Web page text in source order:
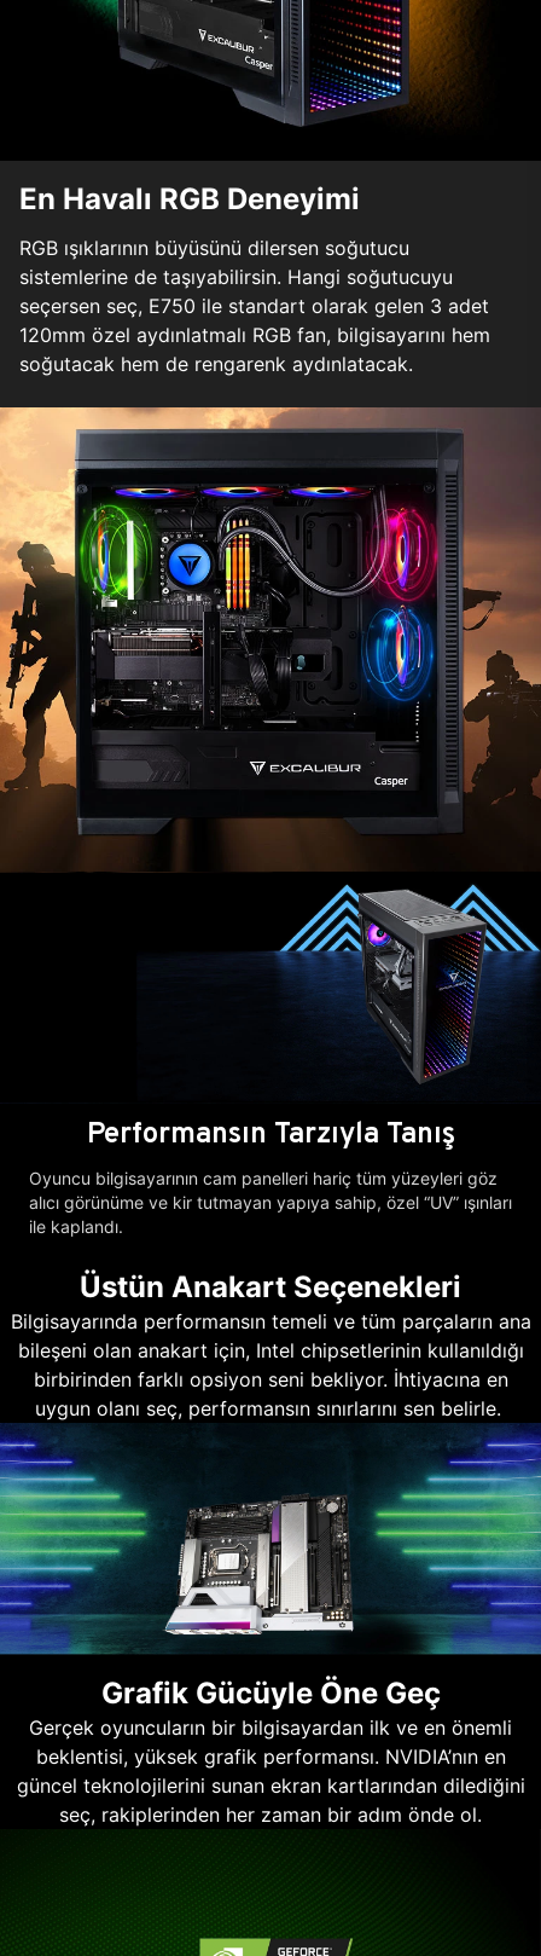
En Havalı RGB Deneyimi
RGB ışıklarının büyüsünü dilersen soğutucu
sistemlerine de taşıyabilirsin. Hangi soğutucuyu
seçersen seç, E750 ile standart olarak gelen 3 adet
120mm özel aydınlatmalı RGB fan, bilgisayarını hem
soğutacak hem de rengarenk aydınlatacak.
Performansın Tarzıyla Tanış
Oyuncu bilgisayarının cam panelleri hariç tüm yüzeyleri göz
alıcı görünüme ve kir tutmayan yapıya sahip, özel “UV” ışınları
ile kaplandı.
Üstün Anakart Seçenekleri
Bilgisayarında performansın temeli ve tüm parçaların ana
bileşeni olan anakart için, Intel chipsetlerinin kullanıldığı
birbirinden farklı opsiyon seni bekliyor. İhtiyacına en
uygun olanı seç, performansın sınırlarını sen belirle.
Grafik Gücüyle Öne Geç
Gerçek oyuncuların bir bilgisayardan ilk ve en önemli
beklentisi, yüksek grafik performansı. NVIDIA’nın en
güncel teknolojilerini sunan ekran kartlarından dilediğini
seç, rakiplerinden her zaman bir adım önde ol.